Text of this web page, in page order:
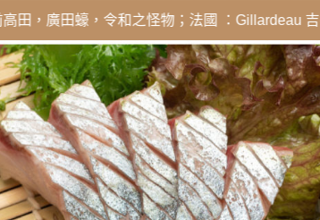
蠔，令和之怪物；法國 ：Gillardeau 吉拉多